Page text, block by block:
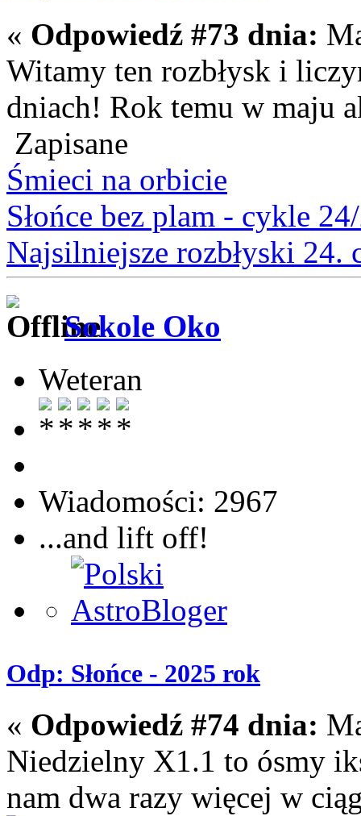
« Odpowiedź #73 dnia:
Witamy ten rozbłysk i
dniach! Rok temu w maju
Zapisane
Śmieci na orbicie
Słońce bez plam - cykle
Najsilniejsze rozbłyski 24.
Sokole Oko
Weteran
Wiadomości: 2967
...and lift off!
Odp: Słońce - 2025 rok
« Odpowiedź #74 dnia:
Niedzielny X1.1 to ósmy
nam dwa razy więcej w